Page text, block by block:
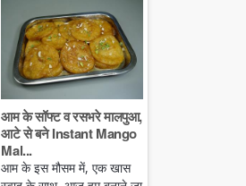
आम के सॉफ्ट व रसभरे मालपुआ,
आटे से बने Instant Mango
Mal...
आम के इस मौसम में, एक खास